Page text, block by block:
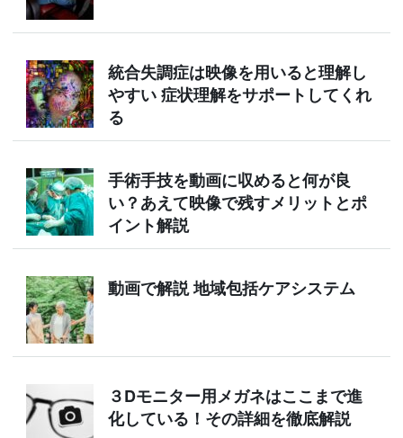
統合失調症は映像を用いると理解し
やすい 症状理解をサポートしてくれ
る
手術手技を動画に収めると何が良
い？あえて映像で残すメリットとポ
イント解説
動画で解説 地域包括ケアシステム
３Dモニター用メガネはここまで進
化している！その詳細を徹底解説